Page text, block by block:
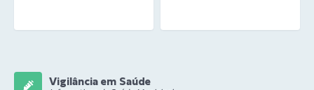
Vigilância em Saúde